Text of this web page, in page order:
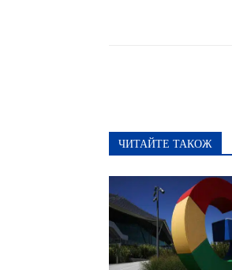
ЧИТАЙТЕ ТАКОЖ